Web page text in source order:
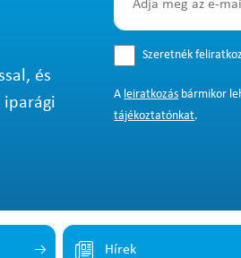
és
iparági
Szeretnék
A leiratkozás bármikor
tájékoztatónkat.
Hírek